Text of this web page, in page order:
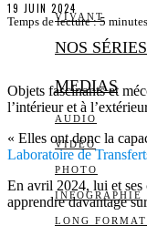
VIVANT
NOS SÉRIES
MEDIAS
AUDIO
VIDÉO
PHOTO
INFOGRAPHIE
LONG FORMAT
19 JUIN 2024
Temps de lecture :5 minutes
Objets fascinants et
l’intérieur et à
« Elles ont donc la
Laboratoire de
En avril 2024, lui et ses
apprendre davantage